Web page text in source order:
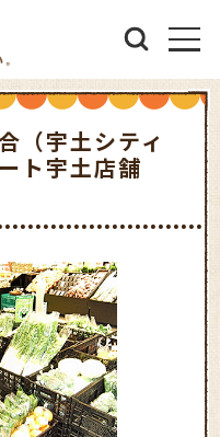
（宇土シティ
ト宇土店舗